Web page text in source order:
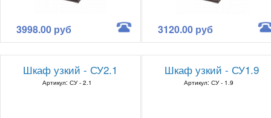
3998.00 руб 3120.00 руб
Шкаф узкий - СУ2.1
Артикул: СУ - 2.1
Шкаф узкий - СУ1.9
Артикул: СУ - 1.9